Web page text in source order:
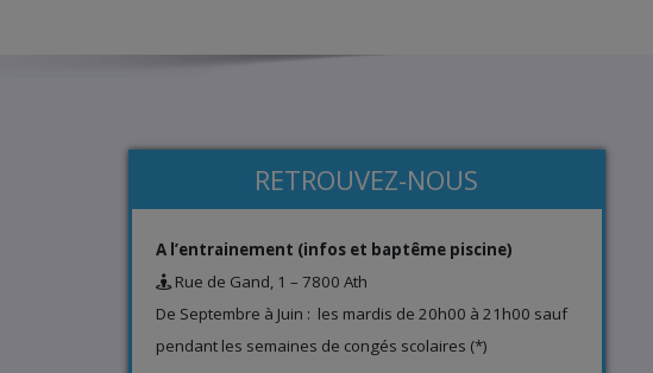
RETROUVEZ-NOUS
A l’entrainement (infos et baptême piscine)
Rue de Gand, 1 – 7800 Ath
De Septembre à Juin : les mardis de 20h00 à 21h00 sauf
pendant les semaines de congés scolaires (*)